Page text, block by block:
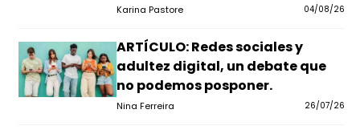
Karina Pastore 04/08/26
ARTÍCULO: Redes sociales y
adultez digital, un debate que
no podemos posponer.
Nina Ferreira 26/07/26